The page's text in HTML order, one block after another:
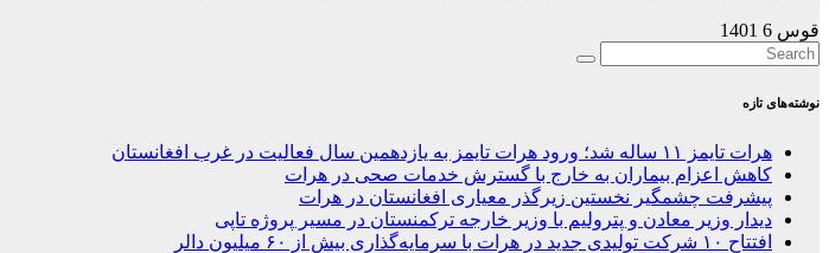
قوس 6 1401
نوشته‌های تازه
هرات تایمز ۱۱ ساله شد؛ ورود هرات تایمز به یازدهمین سال فعالیت در غرب افغانستان
کاهش اعزام بیماران به خارج با گسترش خدمات صحی در هرات
پیشرفت چشمگیر نخستین زیرگذر معیاری افغانستان در هرات
دیدار وزیر معادن و پترولیم با وزیر خارجه ترکمنستان در مسیر پروژه تاپی
افتتاح ۱۰ شرکت تولیدی جدید در هرات با سرمایه‌گذاری بیش از ۶۰ میلیون دالر